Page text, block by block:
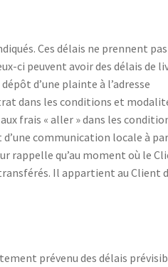
Ces délais ne prennent
ci peuvent avoir des délais de
d’une plainte à l’adresse
dans les conditions et
frais « aller » dans les
communication locale à
rappelle qu’au moment où le
Il appartient au Client
prévenu des délais